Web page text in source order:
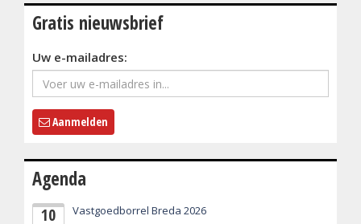
Gratis nieuwsbrief
Uw e-mailadres:
Aanmelden
Agenda
10 Vastgoedborrel Breda 2026